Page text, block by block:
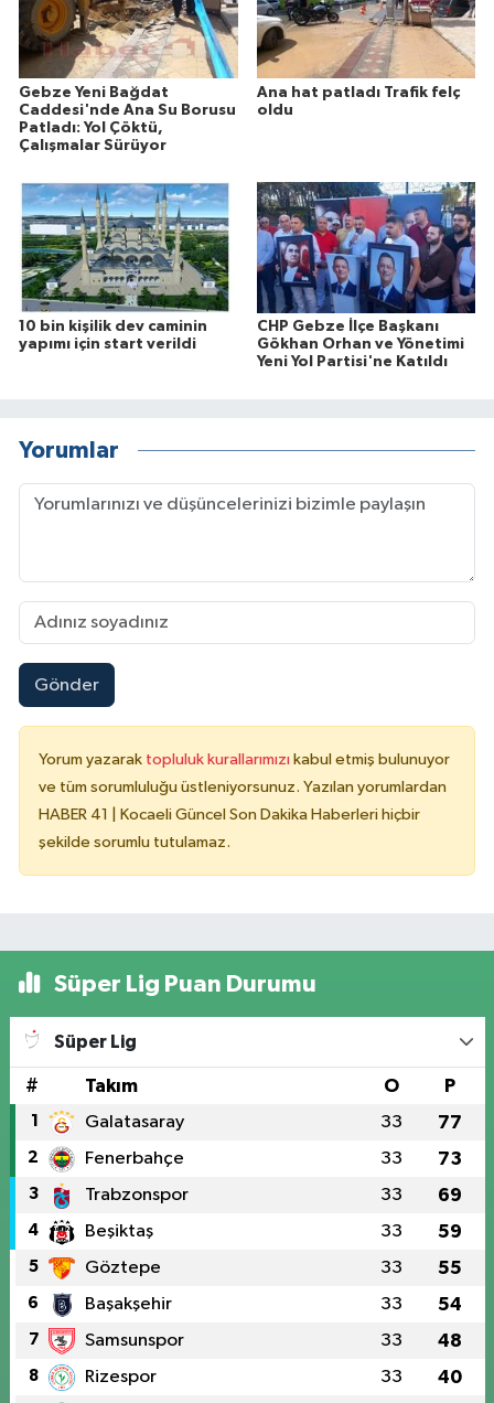
Gebze Yeni Bağdat
Caddesi'nde Ana Su Borusu
Patladı: Yol Çöktü,
Çalışmalar Sürüyor
Ana hat patladı Trafik felç
oldu
10 bin kişilik dev caminin
yapımı için start verildi
CHP Gebze İlçe Başkanı
Gökhan Orhan ve Yönetimi
Yeni Yol Partisi'ne Katıldı
Yorumlar
Gönder
Yorum yazarak topluluk kurallarımızı kabul etmiş bulunuyor
ve tüm sorumluluğu üstleniyorsunuz. Yazılan yorumlardan
HABER 41 | Kocaeli Güncel Son Dakika Haberleri hiçbir
şekilde sorumlu tutulamaz.
Süper Lig Puan Durumu
Süper Lig
# Takım O P
1 Galatasaray 33 77
2 Fenerbahçe 33 73
3 Trabzonspor 33 69
4 Beşiktaş 33 59
5 Göztepe 33 55
6 Başakşehir 33 54
7 Samsunspor 33 48
8 Rizespor 33 40